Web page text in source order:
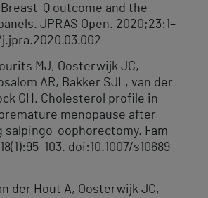
Q outcome and the
JPRAS Open. 2020;23:1–
j.jpra.2020.03.002
MJ, Oosterwijk JC,
AR, Bakker SJL, van der
GH. Cholesterol profile in
menopause after
oophorectomy. Fam
doi:10.1007/s10689-
der Hout A, Oosterwijk JC,